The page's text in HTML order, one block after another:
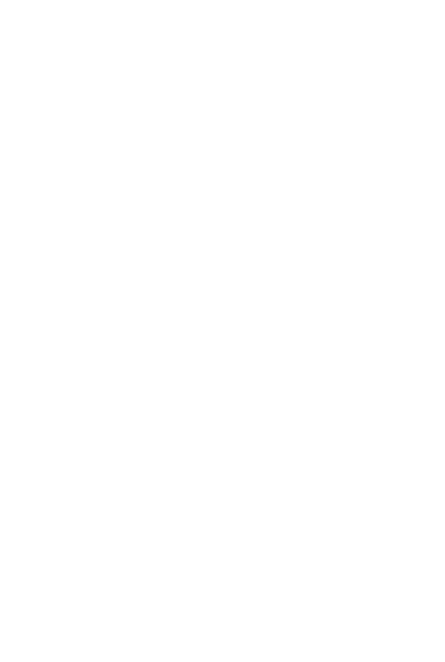
el liderato a Eduocio, que se enfrenta a partir
de Fuente Carreteros se medirá a la escuadra
las semifinales y el jueves 7 ó el viernes 8 la